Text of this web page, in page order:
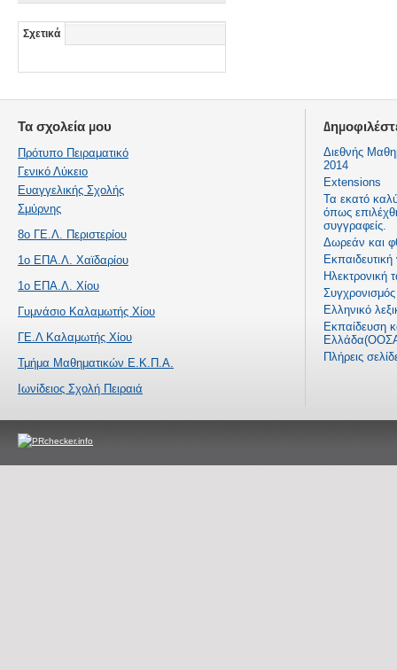
Σχετικά
Τα σχολεία μου
Πρότυπο Πειραματικό
Γενικό Λύκειο
Ευαγγελικής Σχολής
Σμύρνης
8ο ΓΕ.Λ. Περιστερίου
1ο ΕΠΑ.Λ. Χαϊδαρίου
1ο ΕΠΑ.Λ. Χίου
Γυμνάσιο Καλαμωτής Χίου
ΓΕ.Λ Καλαμωτής Χίου
Τμήμα Μαθηματικών Ε.Κ.Π.Α.
Ιωνίδειος Σχολή Πειραιά
Διεθνής
2014
Extensions
Τα εκατό
όπως
συγγραφείς.
Δωρεάν και
Ηλεκτρονική
Ελληνικό
Εκπαίδευση
Πλήρεις